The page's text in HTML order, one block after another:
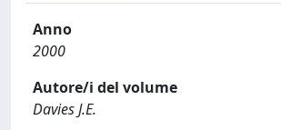
Anno
2000
Autore/i del volume
Davies J.E.